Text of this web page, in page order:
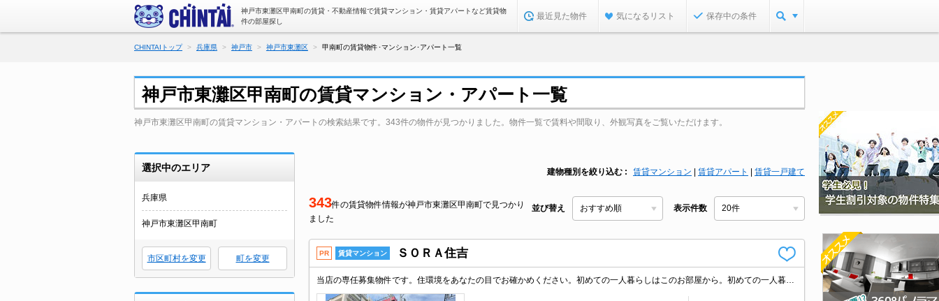
神戸市東灘区甲南町の賃貸・不動産情報で賃貸マンション・賃貸アパートなど賃貸物
件の部屋探し
最近見た物件 気になるリスト 保存中の条件
CHINTAIトップ 兵庫県 神戸市 神戸市東灘区 甲南町の賃貸物件･マンション･アパート一覧
神戸市東灘区甲南町の賃貸マンション・アパート一覧
神戸市東灘区甲南町の賃貸マンション・アパートの検索結果です。343件の物件が見つかりました。物件一覧で賃料や間取り、外観写真をご覧いただけます。
選択中のエリア
兵庫県
神戸市東灘区甲南町
市区町村を変更 町を変更
建物種別を絞り込む 賃貸マンション 賃貸アパート 賃貸一戸建て
343件の賃貸物件情報が神戸市東灘区甲南町で見つかり
ました
並び替え 表示件数
PR 賃貸マンション ＳＯＲＡ住吉